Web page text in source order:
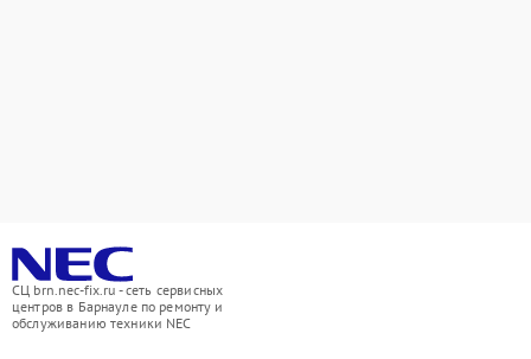
СЦ brn.nec-fix.ru - сеть сервисных
центров в Барнауле по ремонту и
обслуживанию техники NEC